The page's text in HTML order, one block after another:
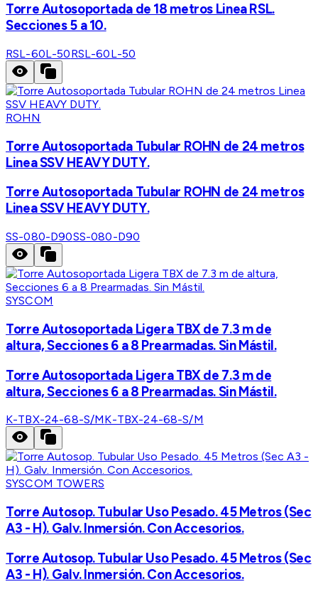
Torre Autosoportada de 18 metros Linea RSL.
Secciones 5 a 10.
RSL-60L-50RSL-60L-50
ROHN
Torre Autosoportada Tubular ROHN de 24 metros
Linea SSV HEAVY DUTY.
Torre Autosoportada Tubular ROHN de 24 metros
Linea SSV HEAVY DUTY.
SS-080-D90SS-080-D90
SYSCOM
Torre Autosoportada Ligera TBX de 7.3 m de
altura, Secciones 6 a 8 Prearmadas. Sin Mástil.
Torre Autosoportada Ligera TBX de 7.3 m de
altura, Secciones 6 a 8 Prearmadas. Sin Mástil.
K-TBX-24-68-S/MK-TBX-24-68-S/M
SYSCOM TOWERS
Torre Autosop. Tubular Uso Pesado. 45 Metros (Sec
A3 - H). Galv. Inmersión. Con Accesorios.
Torre Autosop. Tubular Uso Pesado. 45 Metros (Sec
A3 - H). Galv. Inmersión. Con Accesorios.